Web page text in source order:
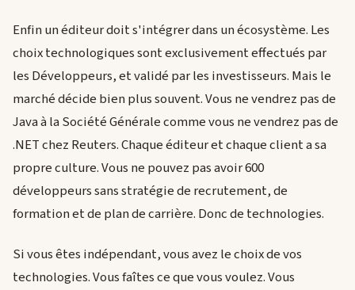
Enfin un éditeur doit s'intégrer dans un écosystème. Les
choix technologiques sont exclusivement effectués par
les Développeurs, et validé par les investisseurs. Mais le
marché décide bien plus souvent. Vous ne vendrez pas de
Java à la Société Générale comme vous ne vendrez pas de
.NET chez Reuters. Chaque éditeur et chaque client a sa
propre culture. Vous ne pouvez pas avoir 600
développeurs sans stratégie de recrutement, de
formation et de plan de carrière. Donc de technologies.
Si vous êtes indépendant, vous avez le choix de vos
technologies. Vous faîtes ce que vous voulez. Vous